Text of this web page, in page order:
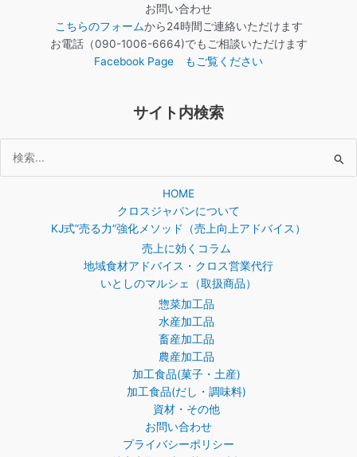
お問い合わせ
こちらのフォームから24時間ご連絡いただけます
お電話（090-1006-6664)でもご相談いただけます
Facebook Page もご覧ください
サイト内検索
索
HOME
クロスジャパンについて
KJ式”売る力”強化メソッド（売上向上アドバイス）
売上に効くコラム
地域食材アドバイス・クロス営業代行
いとしのマルシェ（取扱商品）
惣菜加工品
水産加工品
畜産加工品
農産加工品
加工食品(菓子・土産)
加工食品(だし・調味料)
資材・その他
お問い合わせ
プライバシーポリシー